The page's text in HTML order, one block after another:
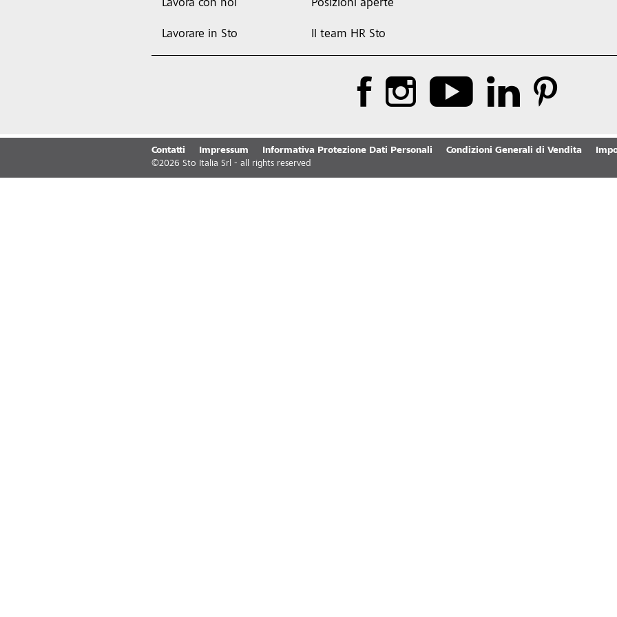
Lavora con noi
Lavorare in Sto
Posizioni aperte
Il team HR Sto
Contatti Impressum Informativa Protezione Dati Personali Condizioni Generali di Vendita
©2026 Sto Italia Srl - all rights reserved